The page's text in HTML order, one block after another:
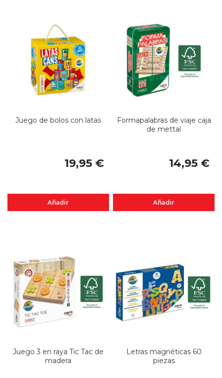
Juego de bolos con latas
19,95 €
Añadir
Formapalabras de viaje caja
de mettal
14,95 €
Añadir
Juego 3 en raya Tic Tac de
madera
Letras magnéticas 60
piezas